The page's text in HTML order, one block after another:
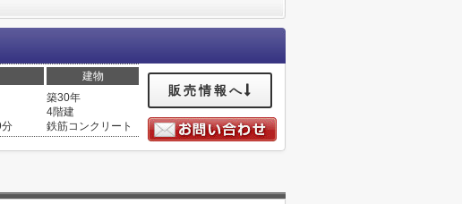
建物
分
築30年
4階建
鉄筋コンクリート
販売情報へ